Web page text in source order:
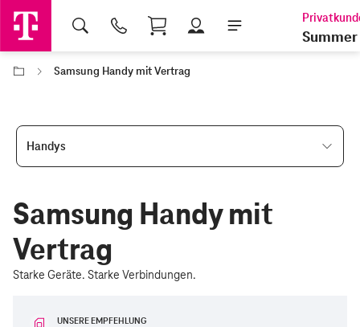
Shopping Cart
Summer
Samsung Handy mit Vertrag
Handys
Samsung Handy mit
Vertrag
Starke Geräte. Starke Verbindungen.
UNSERE EMPFEHLUNG